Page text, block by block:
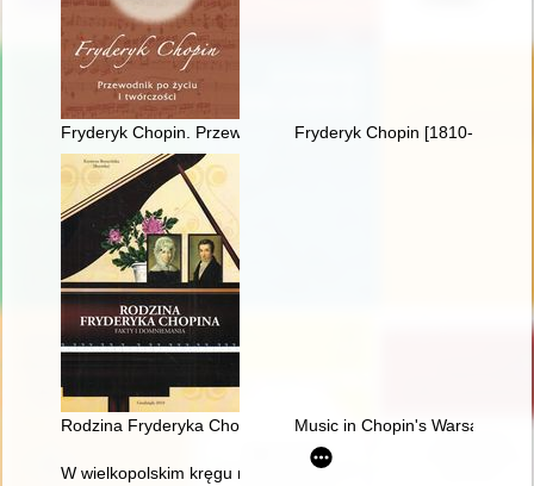
Fryderyk Chopin. Przewodnik po życiu i twórczości
Fryderyk Chopin [1810-1949]
Rodzina Fryderyka Chopina. Fakty i domniemania
Music in Chopin's Warsaw
W wielkopolskim kręgu rodziny Fryderyka Chopina